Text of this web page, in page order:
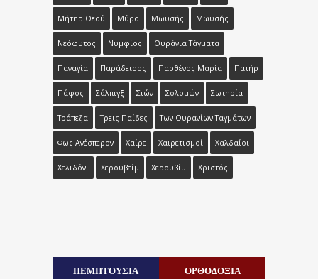
Μήτηρ Θεού Μύρο Μωυσής Μωϋσής
Νεόφυτος Νυμφίος Ουράνια Τάγματα
Παναγία Παράδεισος Παρθένος Μαρία Πατήρ
Πάφος Σάλπιγξ Σιών Σολομών Σωτηρία
Τράπεζα Τρεις Παίδες Των Ουρανίων Ταγμάτων
Φως Ανέσπερον Χαίρε Χαιρετισμοί Χαλδαίοι
Χελιδόνι Χερουβείμ Χερουβίμ Χριστός
ΠΕΜΠΤΟΥΣΙΑ ΟΡΘΟΔΟΞΙΑ